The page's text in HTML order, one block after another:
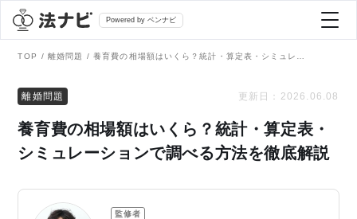
Powered by ベンナビ
全て
TOP 離婚問題
離婚問題 更新日： 2026.06.08
養育費の相場額はいくら？統計・算定表・
シミュレーションで調べる方法を徹底解説
監修者